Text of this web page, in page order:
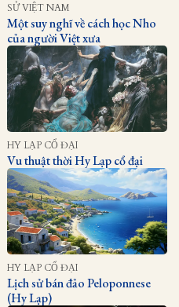
SỬ VIỆT NAM
Một suy nghĩ về cách học Nho
của người Việt xưa
HY LẠP CỔ ĐẠI
Vu thuật thời Hy Lạp cổ đại
HY LẠP CỔ ĐẠI
Lịch sử bán đảo Peloponnese
(Hy Lạp)